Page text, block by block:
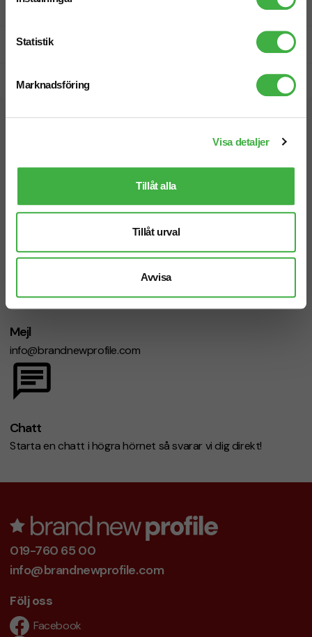
Statistik
Marknadsföring
Visa detaljer
Tillåt alla
Tillåt urval
Avvisa
Fri offert
Prisgaranti
Snabb leverans
Telefon: 019-760 65 00
Mån-fre 08.30 - 17.00
Mejl
info@brandnewprofile.com
Chatt
Starta en chatt i högra hörnet så svarar vi dig direkt!
019-760 65 00
info@brandnewprofile.com
Följ oss
Facebook